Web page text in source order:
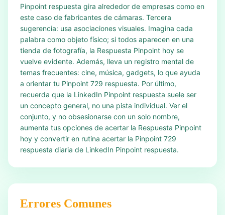
Pinpoint respuesta gira alrededor de empresas como en
este caso de fabricantes de cámaras. Tercera
sugerencia: usa asociaciones visuales. Imagina cada
palabra como objeto físico; si todos aparecen en una
tienda de fotografía, la Respuesta Pinpoint hoy se
vuelve evidente. Además, lleva un registro mental de
temas frecuentes: cine, música, gadgets, lo que ayuda
a orientar tu Pinpoint 729 respuesta. Por último,
recuerda que la LinkedIn Pinpoint respuesta suele ser
un concepto general, no una pista individual. Ver el
conjunto, y no obsesionarse con un solo nombre,
aumenta tus opciones de acertar la Respuesta Pinpoint
hoy y convertir en rutina acertar la Pinpoint 729
respuesta diaria de LinkedIn Pinpoint respuesta.
Errores Comunes